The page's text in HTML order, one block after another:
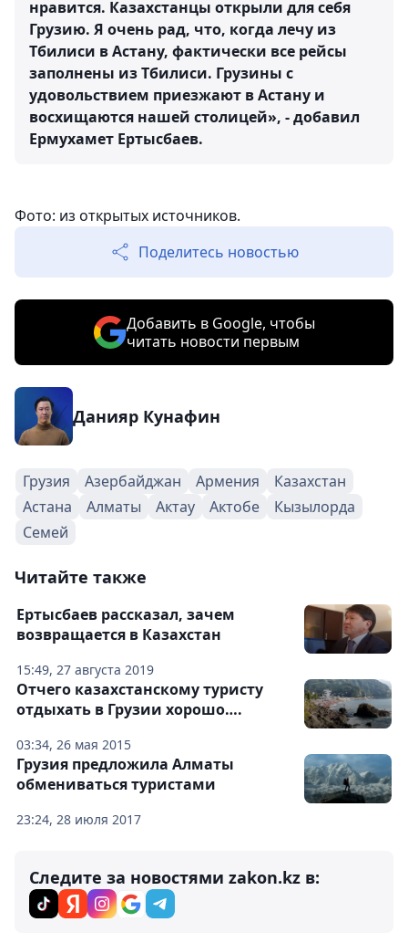
нравится. Казахстанцы открыли для себя
Грузию. Я очень рад, что, когда лечу из
Тбилиси в Астану, фактически все рейсы
заполнены из Тбилиси. Грузины с
удовольствием приезжают в Астану и
восхищаются нашей столицей», - добавил
Ермухамет Ертысбаев.
Фото: из открытых источников.
Поделитесь новостью
Добавить в Google, чтобы
читать новости первым
Данияр Кунафин
Грузия Азербайджан Армения
Казахстан
Астана
Алматы Актау Актобе
Кызылорда
Семей
Читайте также
15:49, 27 августа 2019
Ертысбаев рассказал, зачем
возвращается в Казахстан
03:34, 26 мая 2015
Отчего казахстанскому туристу
отдыхать в Грузии хорошо….
23:24, 28 июля 2017
Грузия предложила Алматы
обмениваться туристами
Следите за новостями zakon.kz в: